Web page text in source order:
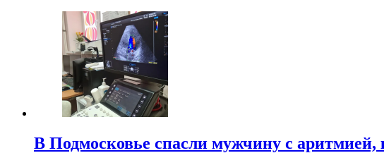
В Подмосковье спасли мужчину с